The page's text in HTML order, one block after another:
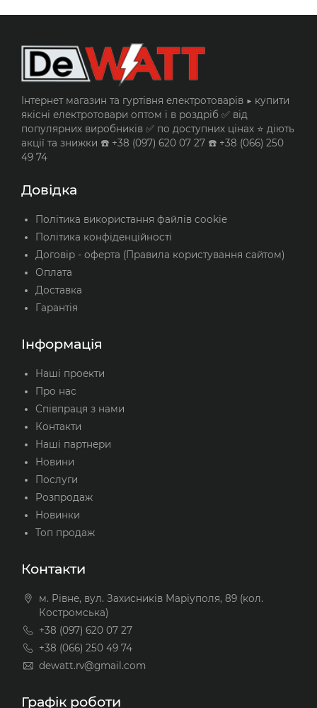
Інтернет магазин та гуртівня електротоварів ▶️ купити
якісні електротовари оптом і в роздріб ✅ від
популярних виробників ✅ по доступних цінах ⭐ діють
акції та знижки ☎️ +38 (097) 620 07 27 ☎️ +38 (066) 250
49 74
Довідка
Політика використання файлів cookie
Політика конфіденційності
Договір - оферта (Правила користування сайтом)
Оплата
Доставка
Гарантія
Інформація
Наші проекти
Про нас
Співпраця з нами
Контакти
Наші партнери
Новини
Послуги
Розпродаж
Новинки
Топ продаж
Контакти
м. Рівне, вул. Захисників Маріуполя, 89 (кол.
Костромська)
+38 (097) 620 07 27
+38 (066) 250 49 74
dewatt.rv@gmail.com
Графік роботи